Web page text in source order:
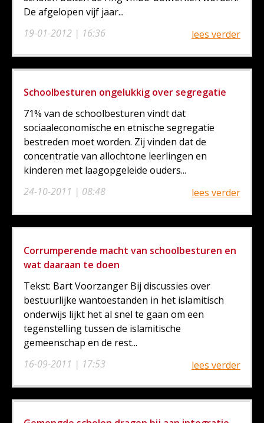
19-01-2012 | 16:36
De afgelopen vijf jaar...
lees verder
Schoolbesturen ongelukkig over segregatie
24-10-2011 | 08:48
71% van de schoolbesturen vindt dat
sociaaleconomische en etnische segregatie
bestreden moet worden. Zij vinden dat de
concentratie van allochtone leerlingen en
kinderen met laagopgeleide ouders...
lees verder
Corrumperende macht van schoolbesturen en
wat daaraan te doen
16-09-2011 | 17:53
Tekst: Bart Voorzanger Bij discussies over
bestuurlijke wantoestanden in het islamitisch
onderwijs lijkt het al snel te gaan om een
tegenstelling tussen de islamitische
gemeenschap en de rest...
lees verder